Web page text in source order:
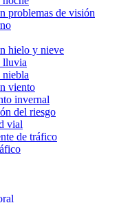
problemas de visión
hielo y nieve
lluvia
viento
invernal
del riesgo
vial
de tráfico